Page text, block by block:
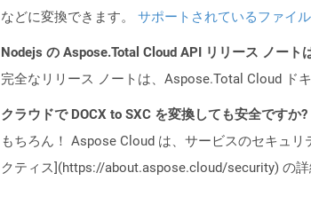
などに変換できます。 サポートされているファイ
Nodejs の Aspose.Total Cloud API リリース ノート
完全なリリース ノートは、Aspose.Total Cloud ド
クラウドで DOCX to SXC を変換しても安全ですか?
もちろん！ Aspose Cloud は、サービスのセキュ
クティス](https://about.aspose.cloud/security) の詳